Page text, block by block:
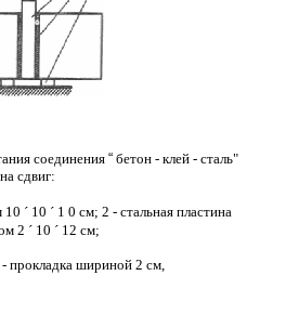
соединения “ бетон - клей - сталь"
на сдвиг:
10 ´ 10 ´ 1 0 см; 2 - стальная пластина
2 ´ 10 ´ 12 см;
прокладка шириной 2 см,